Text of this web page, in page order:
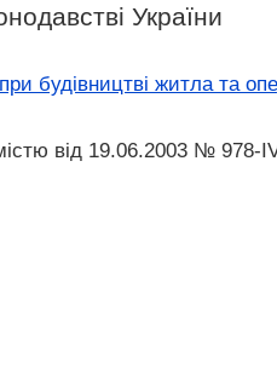
України
будівництві житла та
від 19.06.2003 № 978-